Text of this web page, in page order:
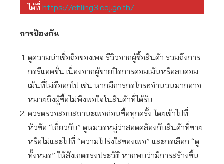
ได้ที่ https://efiling3.coj.go.th/
การป้องกัน
ดูความน่าเชื่อถือของเพจ รีวิวจากผู้ซื้อสินค้า รวมถึงการ
กดรีแอคชั่น เนื่องจากผู้ขายปิดการคอมเม้นหรือลบคอม
เม้นที่ไม่ดีออกไป เช่น หากมีการกดโกรธจำนวนมากอาจ
หมายถึงผู้ซื้อไม่พึงพอใจในสินค้าที่ได้รับ
ควรตรวจสอบสถานะเพจก่อนซื้อทุกครั้ง โดยเข้าไปที่
หัวข้อ “เกี่ยวกับ” ดูหมวดหมู่ว่าสอดคล้องกับสินค้าที่ขาย
หรือไม่และไปที่ “ความโปร่งใสของเพจ” และกดเลือก “ดู
ทั้งหมด” ให้สังเกตตรงประวัติ หากพบว่ามีการสร้างขึ้น